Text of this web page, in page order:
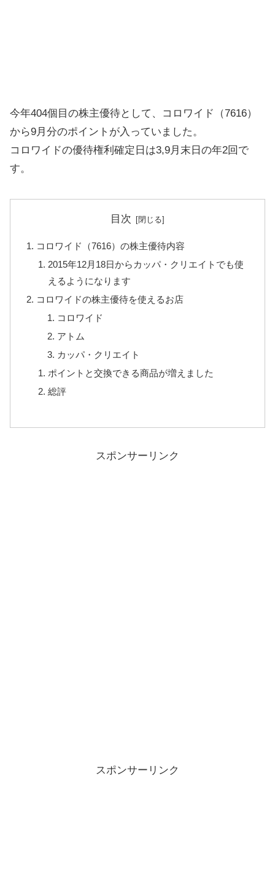
今年404個目の株主優待として、コロワイド（7616）
から9月分のポイントが入っていました。
コロワイドの優待権利確定日は3,9月末日の年2回で
す。
目次
コロワイド（7616）の株主優待内容
2015年12月18日からカッパ・クリエイトでも使
えるようになります
コロワイドの株主優待を使えるお店
コロワイド
アトム
カッパ・クリエイト
ポイントと交換できる商品が増えました
総評
スポンサーリンク
スポンサーリンク